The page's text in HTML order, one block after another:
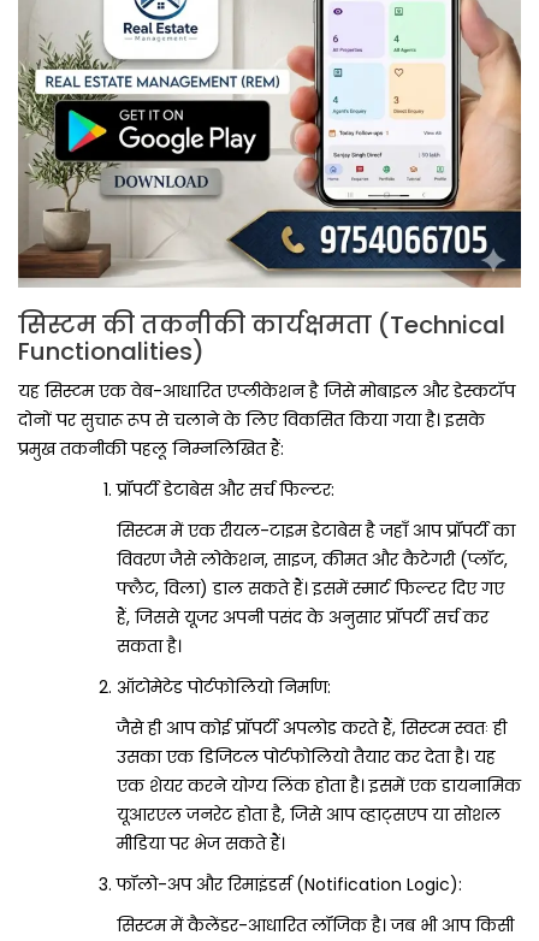
सिस्टम की तकनीकी कार्यक्षमता (Technical
Functionalities)
यह सिस्टम एक वेब-आधारित एप्लीकेशन है जिसे मोबाइल और डेस्कटॉप
दोनों पर सुचारू रूप से चलाने के लिए विकसित किया गया है। इसके
प्रमुख तकनीकी पहलू निम्नलिखित हैं:
प्रॉपर्टी डेटाबेस और सर्च फिल्टर:
सिस्टम में एक रीयल-टाइम डेटाबेस है जहाँ आप प्रॉपर्टी का
विवरण जैसे लोकेशन, साइज, कीमत और कैटेगरी (प्लॉट,
फ्लैट, विला) डाल सकते हैं। इसमें स्मार्ट फिल्टर दिए गए
हैं, जिससे यूजर अपनी पसंद के अनुसार प्रॉपर्टी सर्च कर
सकता है।
ऑटोमेटेड पोर्टफोलियो निर्माण:
जैसे ही आप कोई प्रॉपर्टी अपलोड करते हैं, सिस्टम स्वतः ही
उसका एक डिजिटल पोर्टफोलियो तैयार कर देता है। यह
एक शेयर करने योग्य लिंक होता है। इसमें एक डायनामिक
यूआरएल जनरेट होता है, जिसे आप व्हाट्सएप या सोशल
मीडिया पर भेज सकते हैं।
फॉलो-अप और रिमाइंडर्स (Notification Logic):
सिस्टम में कैलेंडर-आधारित लॉजिक है। जब भी आप किसी